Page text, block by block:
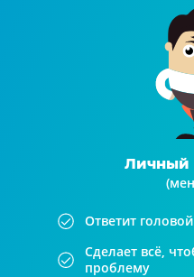
Личный
Ответит
Сделает всё,
проблему